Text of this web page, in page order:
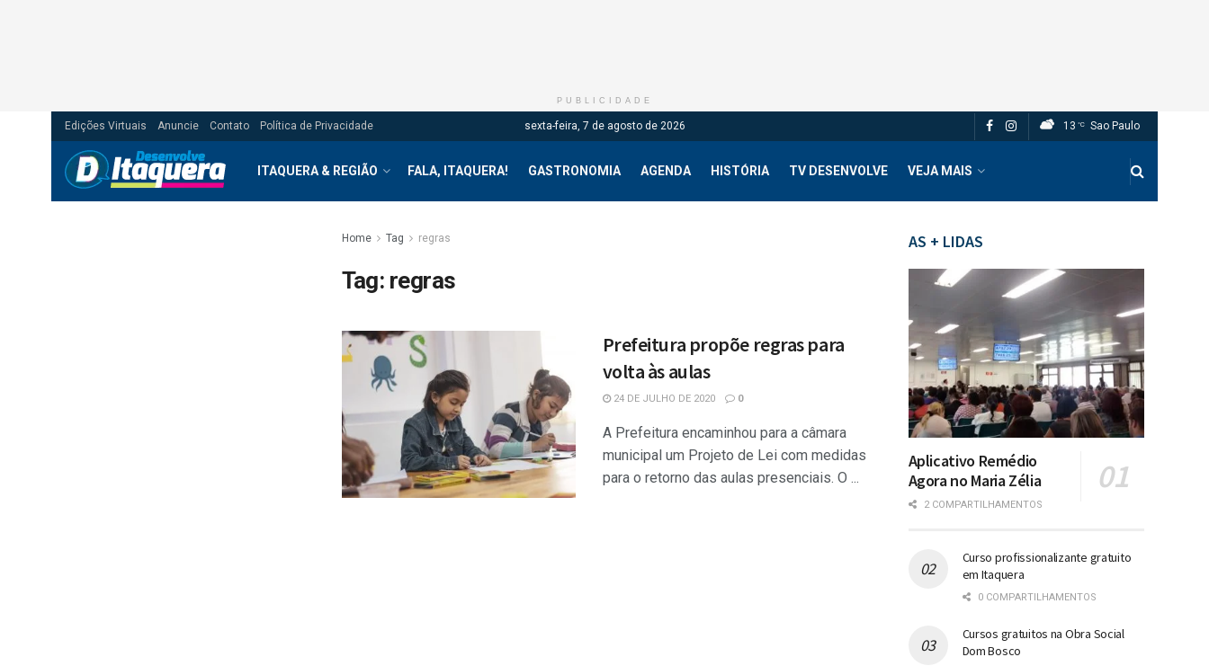
PUBLICIDADE
Edições Virtuais Anuncie Contato Política de Privacidade sexta-feira, 7 de agosto de 2026 13 °C Sao Paulo
ITAQUERA & REGIÃO FALA, ITAQUERA! GASTRONOMIA AGENDA HISTÓRIA TV DESENVOLVE VEJA MAIS
Home Tag regras
Tag: regras
Prefeitura propõe regras para
volta às aulas
24 DE JULHO DE 2020 0
A Prefeitura encaminhou para a câmara
municipal um Projeto de Lei com medidas
para o retorno das aulas presenciais. O ...
AS + LIDAS
Aplicativo Remédio
Agora no Maria Zélia
2 COMPARTILHAMENTOS
Curso profissionalizante gratuito
em Itaquera
0 COMPARTILHAMENTOS
Cursos gratuitos na Obra Social
Dom Bosco